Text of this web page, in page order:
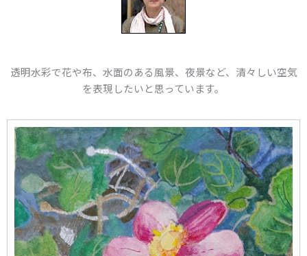
ー
透明水彩で花や布、水面のある風景、夜景など、清々しい空気
を表現したいと思っています。